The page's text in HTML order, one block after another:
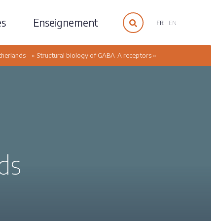
Enseignement FR EN
– « Structural biology of GABA-A receptors »